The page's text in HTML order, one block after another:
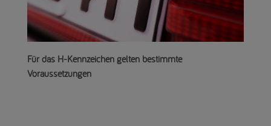
Für das H-Kennzeichen gelten bestimmte
Voraussetzungen